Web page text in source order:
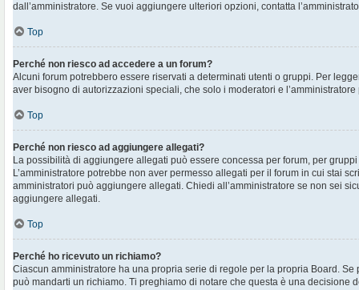
dall’amministratore. Se vuoi aggiungere ulteriori opzioni, contatta
Top
Perché non riesco ad accedere a un forum?
Alcuni forum potrebbero essere riservati a determinati utenti o gruppi. Per
aver bisogno di autorizzazioni speciali, che solo i moderatori e
Top
Perché non riesco ad aggiungere allegati?
La possibilità di aggiungere allegati può essere concessa per forum, per
L’amministratore potrebbe non aver permesso allegati per il forum in cui stai
amministratori può aggiungere allegati. Chiedi all’amministratore se non sei
aggiungere allegati.
Top
Perché ho ricevuto un richiamo?
Ciascun amministratore ha una propria serie di regole per la propria Board.
può mandarti un richiamo. Ti preghiamo di notare che questa è una decisione